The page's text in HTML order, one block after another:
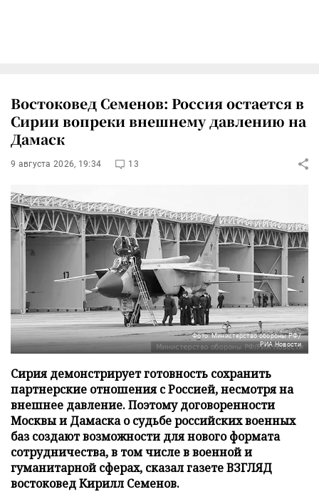
Востоковед Семенов: Россия остается в
Сирии вопреки внешнему давлению на
Дамаск
9 августа 2026, 19:34 13
Фото: Министерство обороны РФ/
РИА Новости
Сирия демонстрирует готовность сохранить
партнерские отношения с Россией, несмотря на
внешнее давление. Поэтому договоренности
Москвы и Дамаска о судьбе российских военных
баз создают возможности для нового формата
сотрудничества, в том числе в военной и
гуманитарной сферах, сказал газете ВЗГЛЯД
востоковед Кирилл Семенов.